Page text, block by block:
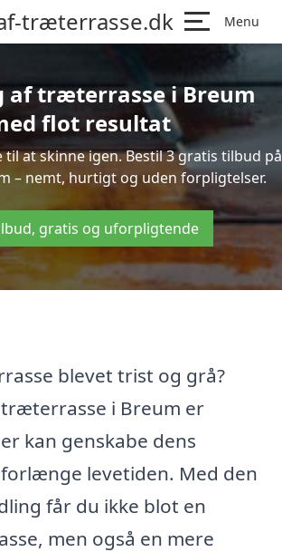
træterrasse.dk Menu
af træterrasse i Breum
flot resultat
at skinne igen. Bestil 3 gratis tilbud på
– nemt, hurtigt og uden forpligtelser.
gratis og uforpligtende
blevet trist og grå?
træterrasse i Breum er
kan genskabe dens
levetiden. Med den
får du ikke blot en
men også en mere